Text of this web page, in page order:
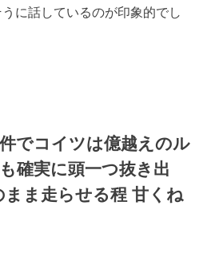
に話しているのが印象的でし
でコイツは億越えのル
確実に頭一つ抜き出
ま走らせる程 甘くね